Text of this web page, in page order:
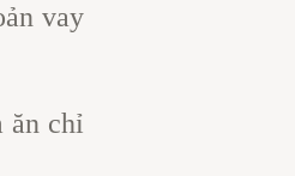
vay
ăn chỉ